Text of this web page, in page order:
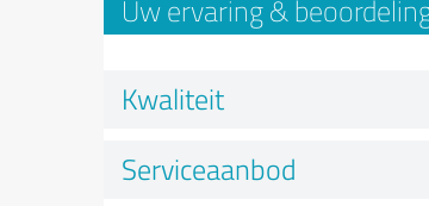
Uw ervaring &
Kwaliteit
Serviceaanbod